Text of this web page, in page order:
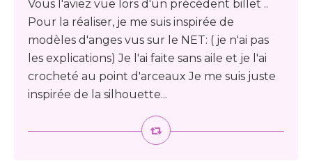
Vous l'aviez vue lors d'un précédent billet ..
Pour la réaliser, je me suis inspirée de
modèles d'anges vus sur le NET: ( je n'ai pas
les explications) Je l'ai faite sans aile et je l'ai
crocheté au point d'arceaux Je me suis juste
inspirée de la silhouette...